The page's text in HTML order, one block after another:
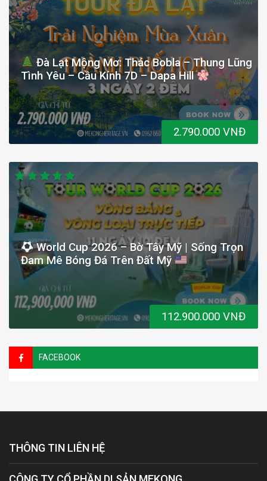
Đà Lạt Mộng Mơ: Thác Bobla – Thung Lũng
Tình Yêu – Cầu Kính 7D – Dapa Hill
2.790.000 VNĐ
World Cup 2026 – Bờ Tây Mỹ | Sống Trọn
Đam Mê Bóng Đá Trên Đất Mỹ
112.900.000 VNĐ
FACEBOOK
THÔNG TIN LIÊN HỆ